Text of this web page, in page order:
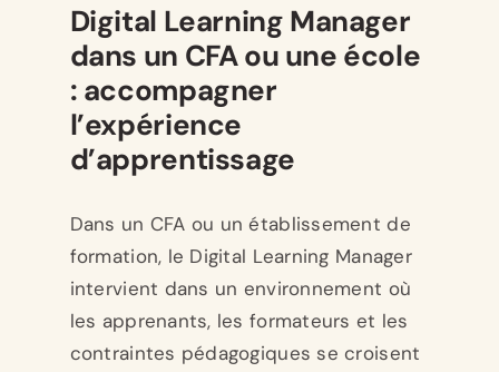
Digital Learning Manager
dans un CFA ou une école
: accompagner
l’expérience
d’apprentissage
Dans un CFA ou un établissement de
formation, le Digital Learning Manager
intervient dans un environnement où
les apprenants, les formateurs et les
contraintes pédagogiques se croisent